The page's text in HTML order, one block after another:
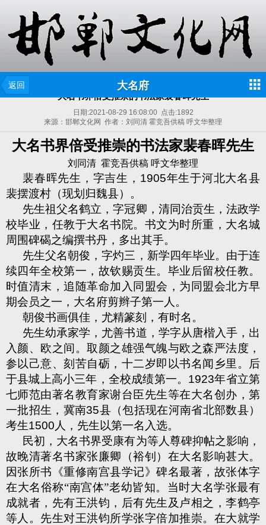
返回 大名府
大名书界倍受推崇的书法家裴春晖先生
日期:2021-08-29 16:08:00点击:1892
来源：邯郸文化网 作者：刘同清 霍竞吾供稿 呼文华整理
大名书界倍受推崇的书法家裴春晖先生
刘同清 霍竞吾供稿 呼文华整理
裴春晖先生，字吉生， 1905年生于河北大名县
裴摆渡村（现划归魏县）。
先生祖父名鹤立，字冠卿，清同治贡生，法政学
校毕业，任教于大名书院。书文为时所重，大名城
周围碑碣之编撰书丹，多出其手。
先生父名朝俊，字灼三，新学四年毕业。由于连
续四年全校第一，故钦赐贡生。毕业后留校任教。
时值清末，追随革命加入同盟会，为同盟会北方早
期会员之一，大名府剪辫子第一人。
朝俊书画俱佳，尤精篆刻，有时名。
先生幼承家学，尤善书道，学字从唐楷入手，出
入颜、欧之间。取颜之雄强气魄与欧之森严法度，
参以己意、刻苦自砺，十二岁即以书名闻乡里。后
于县城上高小三年，全校成绩第一。 1923年省立第
七师范由著名教育家谢台臣先生等在大名创办，第
一批招生，冀南35县（包括现在河南省北部数县）
考生1500 人，先生以第一名入选。
民初，大名书界受康有为等人尊碑抑帖之影响，
故晚清著名书家张廉卿（裕钊）在大名影响甚大。
因张所书《重修南宫县学记》碑名最著，故张体字
在大名俗称“南宫体”老幼皆知。当时大名学张最有
成就者，先有王洪钧，后有先生及卢相之，李鹤亭
等人。先生对王洪钧所学张字倍加推崇。在大就学